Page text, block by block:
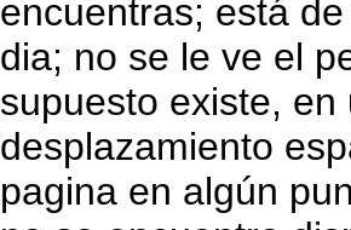
encuentras; está
dia; no se le ve el
supuesto existe,
desplazamiento
pagina en algún